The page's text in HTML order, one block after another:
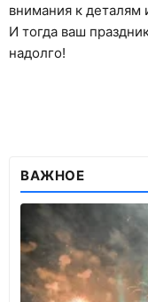
внимания к
И тогда ваш
надолго!
ВАЖНОЕ